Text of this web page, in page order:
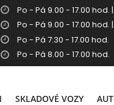
Po - Pá 9.00 - 17.00 hod.
Po - Pá 9.00 - 17.00 hod.
Po - Pá 7:30 - 17.00 hod.
Po - Pá 8.00 - 17.00 hod.
SKLADOVÉ VOZY